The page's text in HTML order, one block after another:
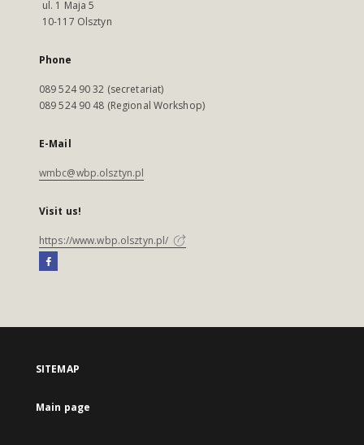
ul. 1 Maja 5
10-117 Olsztyn
Phone
089 524 90 32 (secretariat)
089 524 90 48 (Regional Workshop)
E-Mail
wmbc@wbp.olsztyn.pl
Visit us!
https://www.wbp.olsztyn.pl/
SITEMAP
Main page